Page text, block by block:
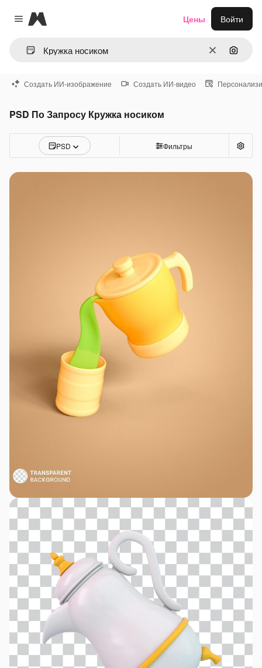
Close menu
Magnific
ОчиститьПоиск
Цены Войти
Создать ИИ-изображение Создать ИИ-видео
PSD По Запросу Кружка носиком
PSD Фильтры